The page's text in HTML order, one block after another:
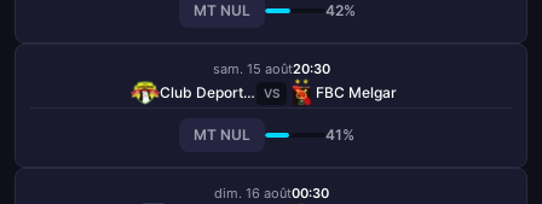
MT NUL 42%
sam. 15 août20:30
Club Deportivo Los Chankas VS FBC Melgar
MT NUL 41%
dim. 16 août00:30